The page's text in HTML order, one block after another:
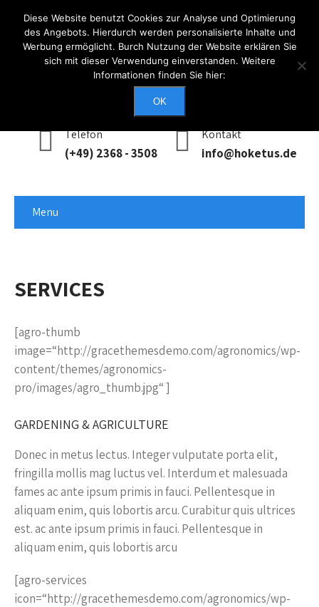
Erreichbarkeit
Mo - Do: 0900 - 1700, Fr: 0900 - 1400
Telefon
(+49) 2368 - 3508
Kontakt
info@hoketus.de
Menu
SERVICES
[agro-thumb
image=“http://gracethemesdemo.com/agronomics/wp-
content/themes/agronomics-
pro/images/agro_thumb.jpg“ ]
GARDENING & AGRICULTURE
Donec in metus lectus. Integer vulputate porta elit,
fringilla mollis mag luctus vel. Interdum et malesuada
fames ac ante ipsum primis in fauci. Pellentesque in
aliquam enim, quis lobortis arcu. Curabitur quis ultrices
est. ac ante ipsum primis in fauci. Pellentesque in
aliquam enim, quis lobortis arcu
[agro-services
icon=“http://gracethemesdemo.com/agronomics/wp-
Anmelden
Diese Website benutzt Cookies zur Analyse und Optimierung
des Angebots. Hierdurch werden personalisierte Inhalte und
Werbung ermöglicht. Burch Nutzung der Website erklären Sie
sich mit dieser Verwendung einverstanden. Weitere
Informationen finden Sie hier:
OK